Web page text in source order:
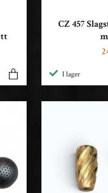
CZ 457
I lager